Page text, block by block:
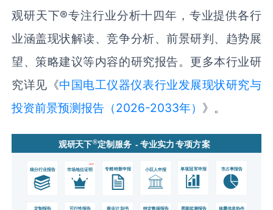
观研天下®专注行业分析十四年，专业提供各行
业涵盖现状解读、竞争分析、前景研判、趋势展
望、策略建议等内容的研究报告。更多本行业研
究详见《中国电工仪器仪表‌‌‌‌‌行业发展现状研究与
投资前景预测报告（2026-2033年） 》。